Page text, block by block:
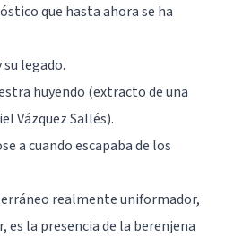
que hasta ahora se ha
su legado.
huyendo (extracto de una
Vázquez Sallés).
a cuando escapaba de los
realmente uniformador,
es la presencia de la berenjena